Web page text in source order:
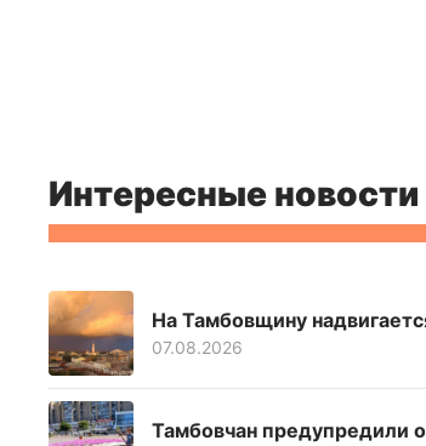
Интересные
На Тамбовщину
07.08.2026
Тамбовчан предупредили